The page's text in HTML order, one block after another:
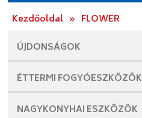
Kezdőoldal » FLOWER
ÚJDONSÁGOK
ÉTTERMI FOGYÓESZKÖZÖK
NAGYKONYHAI ESZKÖZÖK